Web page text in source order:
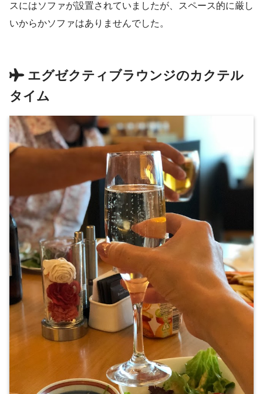
スにはソファが設置されていましたが、スペース的に厳し
いからかソファはありませんでした。
エグゼクティブラウンジのカクテル
タイム